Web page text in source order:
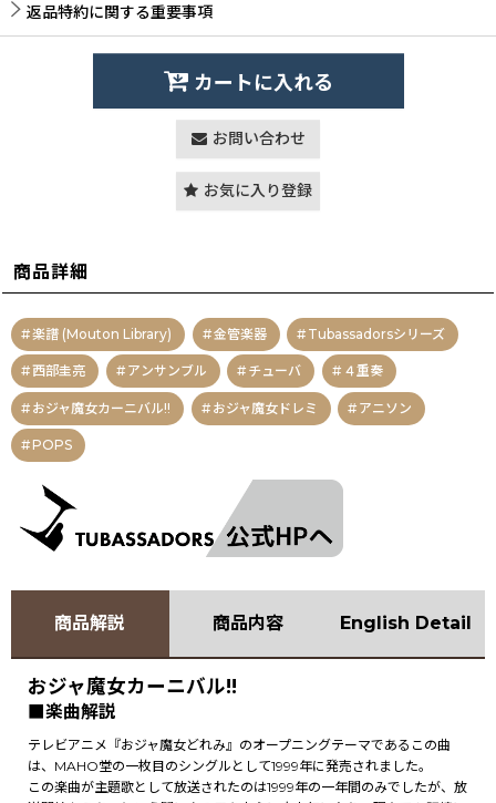
返品特約に関する重要事項
カートに入れる
お問い合わせ
お気に入り登録
商品詳細
楽譜 (Mouton Library) 金管楽器 Tubassadorsシリーズ
西部圭亮 アンサンブル チューバ ４重奏
おジャ魔女カーニバル!! おジャ魔女ドレミ アニソン
POPS
商品解説 商品内容 English Detail
おジャ魔女カーニバル!!
■楽曲解説
テレビアニメ『おジャ魔女どれみ』のオープニングテーマであるこの曲
は、MAHO堂の一枚目のシングルとして1999年に発売されました。
この楽曲が主題歌として放送されたのは1999年の一年間のみでしたが、放